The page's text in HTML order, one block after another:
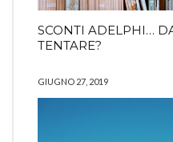
SCONTI ADELPHI…
TENTARE?
GIUGNO 27, 2019